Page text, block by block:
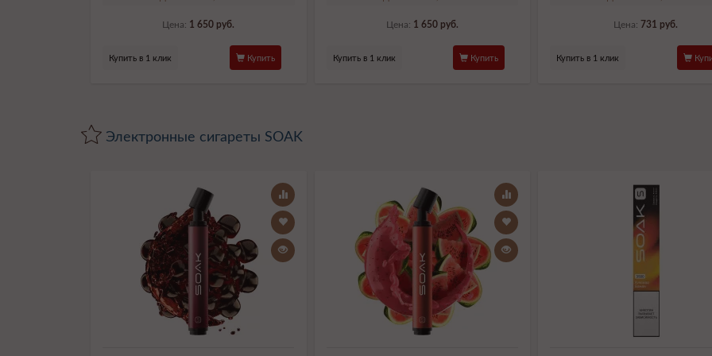
Цена: 1 650 руб.
Купить в 1 клик Купить
Цена: 1 650 руб.
Купить в 1 клик Купить
Цена: 731 руб.
Купить в 1 клик
Электронные сигареты SOAK